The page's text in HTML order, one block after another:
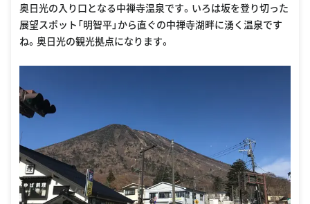
奥日光の入り口となる中禅寺温泉です。いろは坂を登り切った
展望スポット「明智平」から直ぐの中禅寺湖畔に湧く温泉です
ね。奥日光の観光拠点になります。